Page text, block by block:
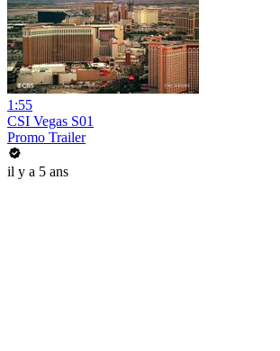
1:55
CSI Vegas S01
Promo Trailer
il y a 5 ans